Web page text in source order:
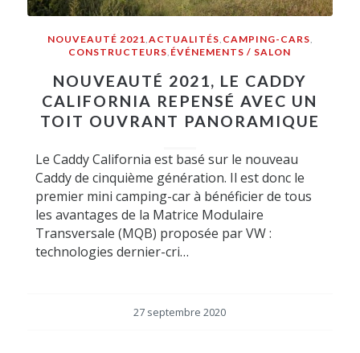
NOUVEAUTÉ 2021,ACTUALITÉS, CAMPING-CARS,
CONSTRUCTEURS, ÉVÉNEMENTS / SALON
NOUVEAUTÉ 2021, LE CADDY
CALIFORNIA REPENSÉ AVEC UN
TOIT OUVRANT PANORAMIQUE
Le Caddy California est basé sur le nouveau
Caddy de cinquième génération. Il est donc le
premier mini camping-car à bénéficier de tous
les avantages de la Matrice Modulaire
Transversale (MQB) proposée par VW :
technologies dernier-cri…
27 septembre 2020